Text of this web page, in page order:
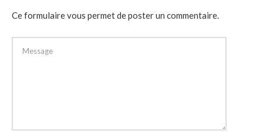
Ce formulaire vous permet de poster un commentaire.